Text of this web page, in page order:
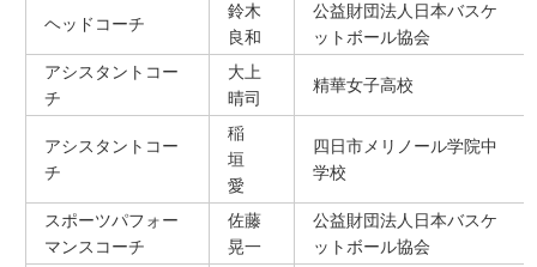
ヘッドコーチ
鈴木
良和
公益財団法人日本バスケ
ットボール協会
アシスタントコー
チ
大上
晴司
精華女子高校
アシスタントコー
チ
稲
垣
愛
四日市メリノール学院中
学校
スポーツパフォー
マンスコーチ
佐藤
晃一
公益財団法人日本バスケ
ットボール協会